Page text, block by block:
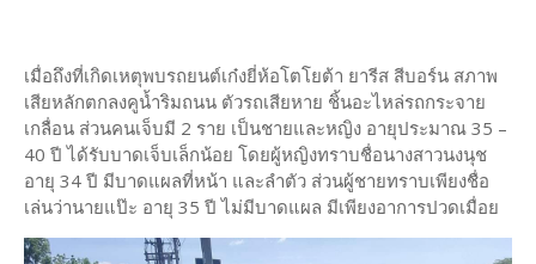
เมื่อถึงที่เกิดเหตุพบรถยนต์เก๋งยี่ห้อโตโยต้า ยารีส สีบอร์น สภาพ
เสียหลักตกลงคูน้ำริมถนน ตัวรถเสียหาย ชิ้นอะไหล่รถกระจาย
เกลื่อน ส่วนคนเจ็บมี 2 ราย เป็นชายและหญิง อายุประมาณ 35 –
40 ปี ได้รับบาดเจ็บเล็กน้อย โดยผู้หญิงทราบชื่อนางสาวนงนุช
อายุ 34 ปี มีบาดแผลที่หน้า และลำตัว ส่วนผู้ชายทราบเพียงชื่อ
เล่นว่านายแป๊ะ อายุ 35 ปี ไม่มีบาดแผล มีเพียงอาการปวดเมื่อย